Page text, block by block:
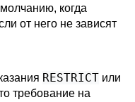
когда
от него не зависят
RESTRICT или
требование на